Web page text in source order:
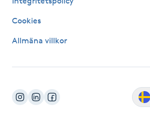
Käkledsbehandling
Kärlbehandling
Cookies
Allmäna villkor